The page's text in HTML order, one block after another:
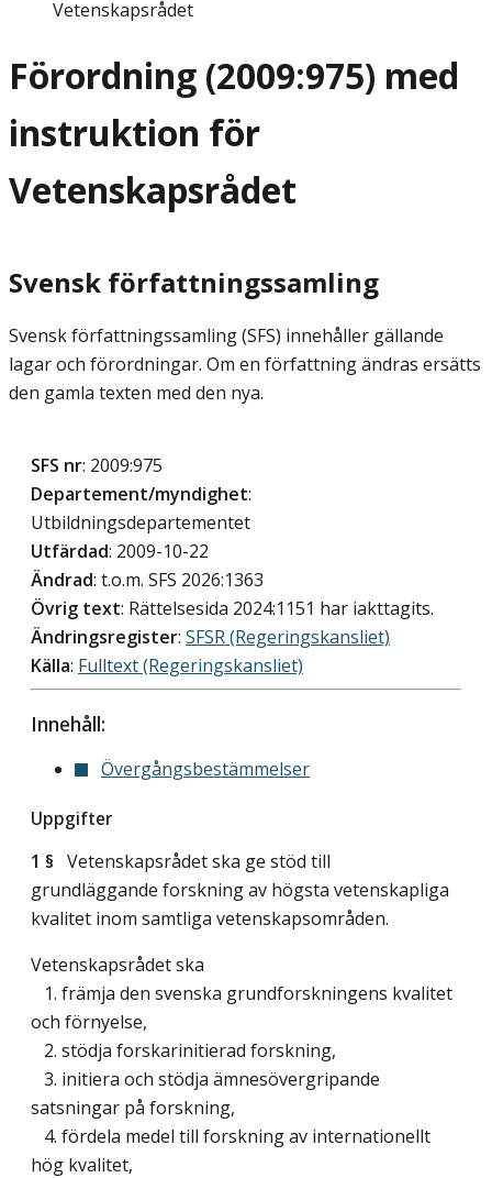
Vetenskapsrådet
Förordning (2009:975) med
instruktion för
Vetenskapsrådet
Svensk författningssamling
Svensk författningssamling (SFS) innehåller gällande
lagar och förordningar. Om en författning ändras ersätts
den gamla texten med den nya.
SFS nr: 2009:975
Departement/myndighet:
Utbildningsdepartementet
Utfärdad: 2009-10-22
Ändrad: t.o.m. SFS 2026:1363
Övrig text: Rättelsesida 2024:1151 har iakttagits.
Ändringsregister: SFSR (Regeringskansliet)
Källa: Fulltext (Regeringskansliet)
Innehåll:
Övergångsbestämmelser
Uppgifter
1 § Vetenskapsrådet ska ge stöd till
grundläggande forskning av högsta vetenskapliga
kvalitet inom samtliga vetenskapsområden.
Vetenskapsrådet ska
1. främja den svenska grundforskningens kvalitet
och förnyelse,
2. stödja forskarinitierad forskning,
3. initiera och stödja ämnesövergripande
satsningar på forskning,
4. fördela medel till forskning av internationellt
hög kvalitet,